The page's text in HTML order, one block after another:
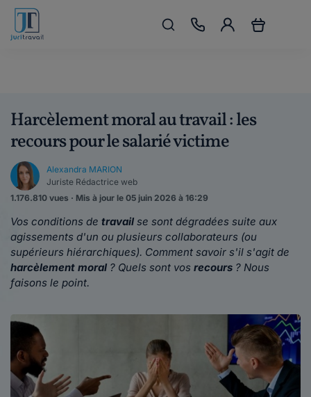
Harcèlement moral au travail : les
recours pour le salarié victime
Alexandra MARION
Juriste Rédactrice web
1.176.810 vues · Mis à jour le 05 juin 2026 à 16:29
Vos conditions de travail se sont dégradées suite aux
agissements d'un ou plusieurs collaborateurs (ou
supérieurs hiérarchiques). Comment savoir s'il s'agit de
harcèlement moral ? Quels sont vos recours ? Nous
faisons le point.